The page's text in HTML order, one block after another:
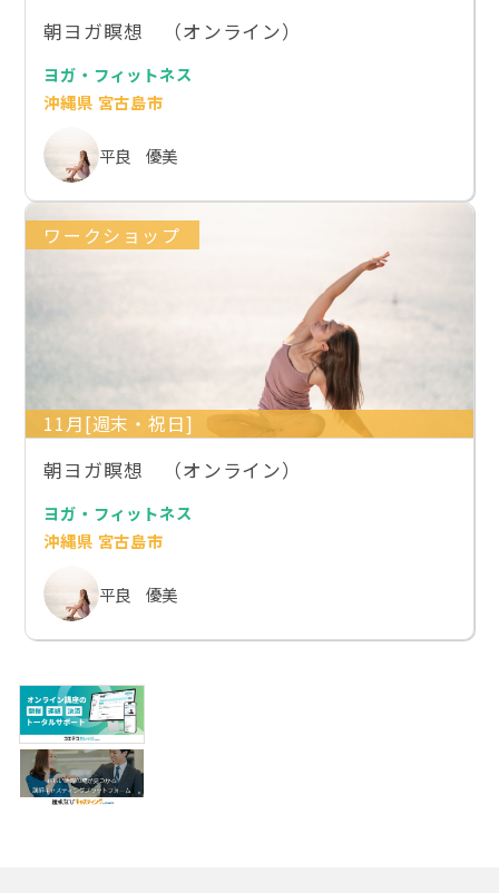
朝ヨガ瞑想 （オンライン）
ヨガ・フィットネス
沖縄県 宮古島市
平良 優美
ワークショップ
11月[週末・祝日]
朝ヨガ瞑想 （オンライン）
ヨガ・フィットネス
沖縄県 宮古島市
平良 優美